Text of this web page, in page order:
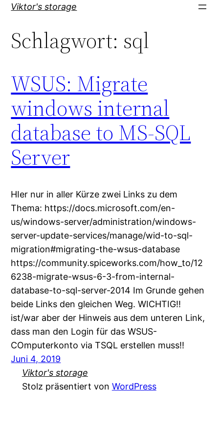
Direkt
Inhalt
wechseln
Viktor's storage
Schlagwort: sql
WSUS: Migrate
windows internal
database to MS-SQL
Server
HIer nur in aller Kürze zwei Links zu dem
Thema: https://docs.microsoft.com/en-
us/windows-server/administration/windows-
server-update-services/manage/wid-to-sql-
migration#migrating-the-wsus-database
https://community.spiceworks.com/how_to/12
6238-migrate-wsus-6-3-from-internal-
database-to-sql-server-2014 Im Grunde gehen
beide Links den gleichen Weg. WICHTIG!!
ist/war aber der Hinweis aus dem unteren Link,
dass man den Login für das WSUS-
COmputerkonto via TSQL erstellen muss!!
Juni 4, 2019
Viktor's storage
Stolz präsentiert von WordPress